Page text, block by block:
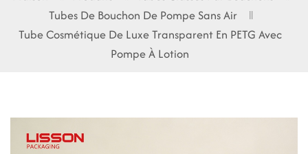
русский
español
Tubes De Bouchon De Pompe Sans Air
Tube Cosmétique De Luxe Transparent En PETG Avec
Pompe À Lotion